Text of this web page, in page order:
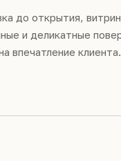
до открытия,
и деликатные
впечатление клиента.